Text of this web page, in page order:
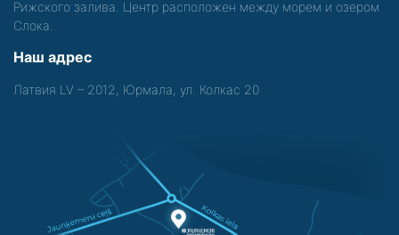
Рижского залива. Центр расположен между морем и озером
Слока.
Наш адрес
Латвия LV – 2012, Юрмала, ул. Колкас 20